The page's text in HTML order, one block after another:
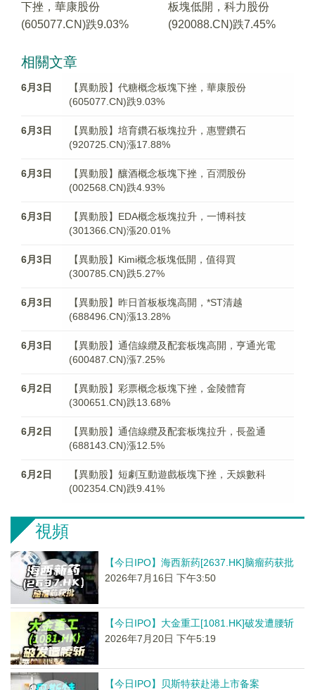
下挫，華康股份
(605077.CN)跌9.03%
板塊低開，科力股份
(920088.CN)跌7.45%
相關文章
6月3日
【異動股】代糖概念板塊下挫，華康股份
(605077.CN)跌9.03%
6月3日
【異動股】培育鑽石板塊拉升，惠豐鑽石
(920725.CN)漲17.88%
6月3日
【異動股】釀酒概念板塊下挫，百潤股份
(002568.CN)跌4.93%
6月3日
【異動股】EDA概念板塊拉升，一博科技
(301366.CN)漲20.01%
6月3日
【異動股】Kimi概念板塊低開，值得買
(300785.CN)跌5.27%
6月3日
【異動股】昨日首板板塊高開，*ST清越
(688496.CN)漲13.28%
6月3日
【異動股】通信線纜及配套板塊高開，亨通光電
(600487.CN)漲7.25%
6月2日
【異動股】彩票概念板塊下挫，金陵體育
(300651.CN)跌13.68%
6月2日
【異動股】通信線纜及配套板塊拉升，長盈通
(688143.CN)漲12.5%
6月2日
【異動股】短劇互動遊戲板塊下挫，天娛數科
(002354.CN)跌9.41%
視頻
【今日IPO】海西新药[2637.HK]脑瘤药获批
2026年7月16日 下午3:50
【今日IPO】大金重工[1081.HK]破发遭腰斩
2026年7月20日 下午5:19
【今日IPO】贝斯特获赴港上市备案